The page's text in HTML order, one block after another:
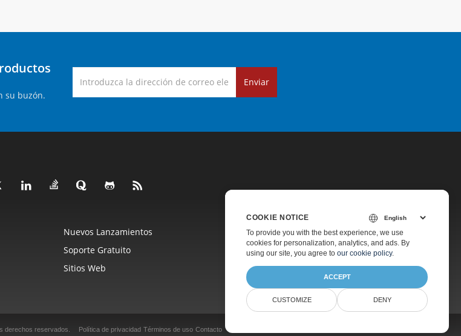
su buzón.
Enviar
Nuevos Lanzamientos
Precios
Soporte Gratuito
Soporte De Pago
Sitios Web Acerca De
derechos reservados. Política de privacidad Términos de uso Contacto
COOKIE NOTICE
To provide you with the best experience, we use
cookies for personalization, analytics, and ads. By
using our site, you agree to our cookie policy.
ACCEPT
CUSTOMIZE DENY